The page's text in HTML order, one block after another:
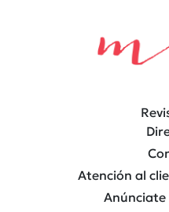
Atención al